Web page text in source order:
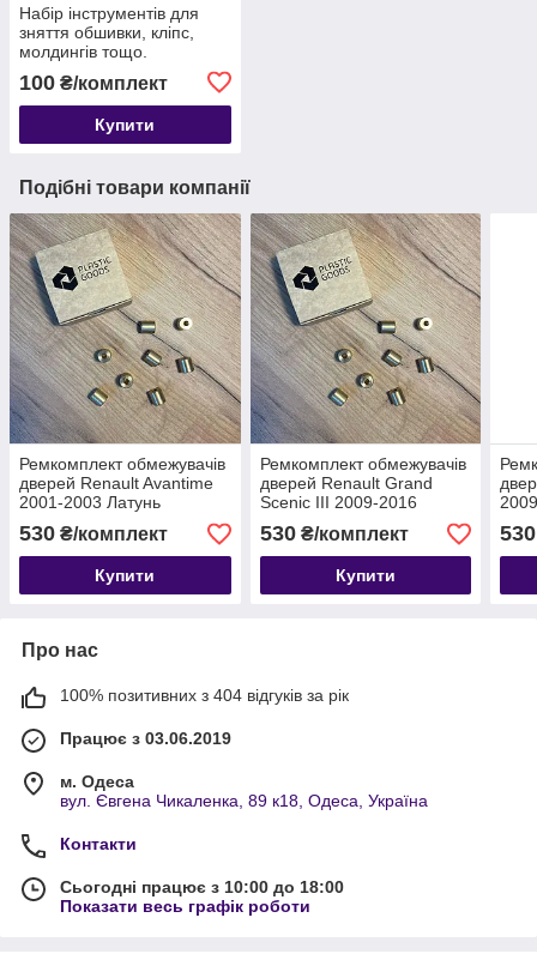
Набір інструментів для
зняття обшивки, кліпс,
молдингів тощо.
автомобіля з антиковзною
поверхнею, 4 шт
100 ₴/комплект
Купити
Подібні товари компанії
Ремкомплект обмежувачів
дверей Renault Avantime
2001-2003 Латунь
530 ₴/комплект
Купити
Ремкомплект обмежувачів
дверей Renault Grand
Scenic III 2009-2016
Латунь
530₴/комплект
Купити
530
Про нас
100% позитивних з 404 відгуків за рік
Працює з 03.06.2019
м. Одеса
вул. Євгена Чикаленка, 89 к18, Одеса, Україна
Контакти
Сьогодні працює з 10:00 до 18:00
Показати весь графік роботи